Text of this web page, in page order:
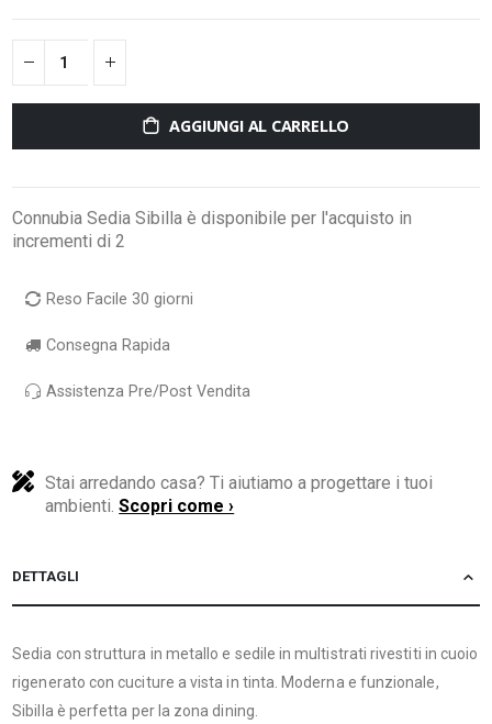
AGGIUNGI AL CARRELLO
Connubia Sedia Sibilla è disponibile per l'acquisto in
incrementi di 2
Reso Facile 30 giorni
Consegna Rapida
Assistenza Pre/Post Vendita
Stai arredando casa? Ti aiutiamo a progettare i tuoi
ambienti.Scopri come ›
DETTAGLI
Sedia con struttura in metallo e sedile in multistrati rivestiti in cuoio
rigenerato con cuciture a vista in tinta. Moderna e funzionale,
Sibilla è perfetta per la zona dining.